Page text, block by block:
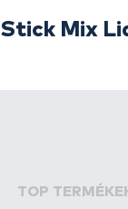
Stick Mix
TOP